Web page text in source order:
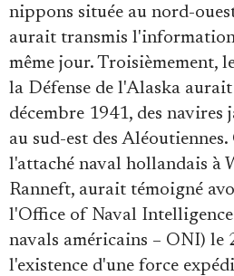
nippons située au nord-
aurait transmis l'information
même jour. Troisièmement,
la Défense de l'Alaska aurait
décembre 1941, des navires
au sud-est des
l'attaché naval hollandais à
Ranneft, aurait témoigné
l'Office of Naval Intelligence
navals américains – ONI) le
l'existence d'une force